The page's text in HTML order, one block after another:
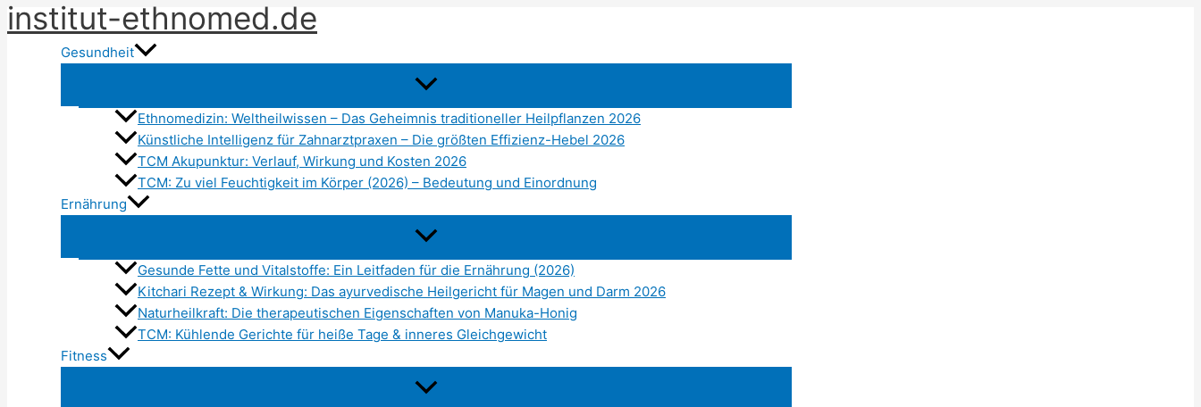
Zum
Inhalt
springen
institut-ethnomed.de
Gesundheit
Ethnomedizin: Weltheilwissen – Das Geheimnis traditioneller Heilpflanzen 2026
Künstliche Intelligenz für Zahnarztpraxen – Die größten Effizienz-Hebel 2026
TCM Akupunktur: Verlauf, Wirkung und Kosten 2026
TCM: Zu viel Feuchtigkeit im Körper (2026) – Bedeutung und Einordnung
Ernährung
Gesunde Fette und Vitalstoffe: Ein Leitfaden für die Ernährung (2026)
Kitchari Rezept & Wirkung: Das ayurvedische Heilgericht für Magen und Darm 2026
Naturheilkraft: Die therapeutischen Eigenschaften von Manuka-Honig
TCM: Kühlende Gerichte für heiße Tage & inneres Gleichgewicht
Fitness